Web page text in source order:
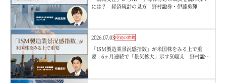
には？ 経済統計の見方 野村證券・伊藤勇輝
2026.07.03投資の教養
「ISM製造業景況感指数」が米国株をみる上で重
要 6ヶ月連続で「景気拡大」示す50超え 野村證